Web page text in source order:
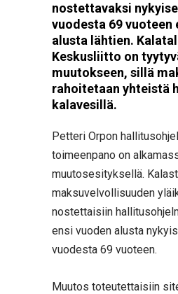
nostettavaksi
vuodesta 69 vuoteen
alusta lähtien.
Keskusliitto on
muutokseen, sillä
rahoitetaan yhteistä
kalavesillä.
Petteri Orpon
toimeenpano on
muutosesityksellä.
maksuvelvollisuuden
nostettaisiin
ensi vuoden alusta
vuodesta 69 vuoteen.
Muutos toteutettaisiin